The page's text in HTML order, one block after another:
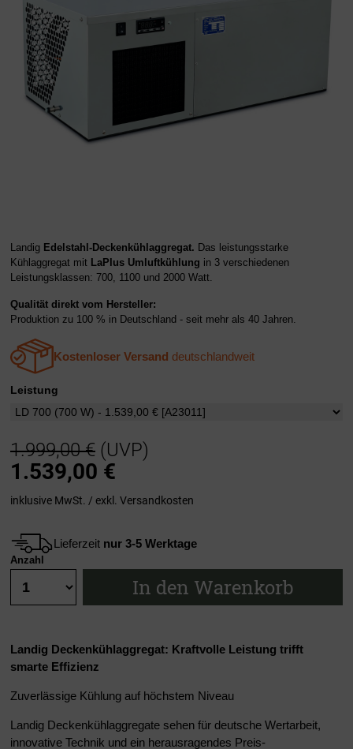
Landig Edelstahl-Deckenkühlaggregat. Das leistungsstarke
Kühlaggregat mit LaPlus Umluftkühlung in 3 verschiedenen
Leistungsklassen: 700, 1100 und 2000 Watt.
Qualität direkt vom Hersteller:
Produktion zu 100 % in Deutschland - seit mehr als 40 Jahren.
Kostenloser Versand deutschlandweit
Leistung
1.999,00 € (UVP)
1.539,00 €
inklusive MwSt. / exkl. Versandkosten
Lieferzeit nur 3-5 Werktage
Anzahl
In den Warenkorb
Landig Deckenkühlaggregat: Kraftvolle Leistung trifft
smarte Effizienz
Zuverlässige Kühlung auf höchstem Niveau
Landig Deckenkühlaggregate sehen für deutsche Wertarbeit,
innovative Technik und ein herausragendes Preis-